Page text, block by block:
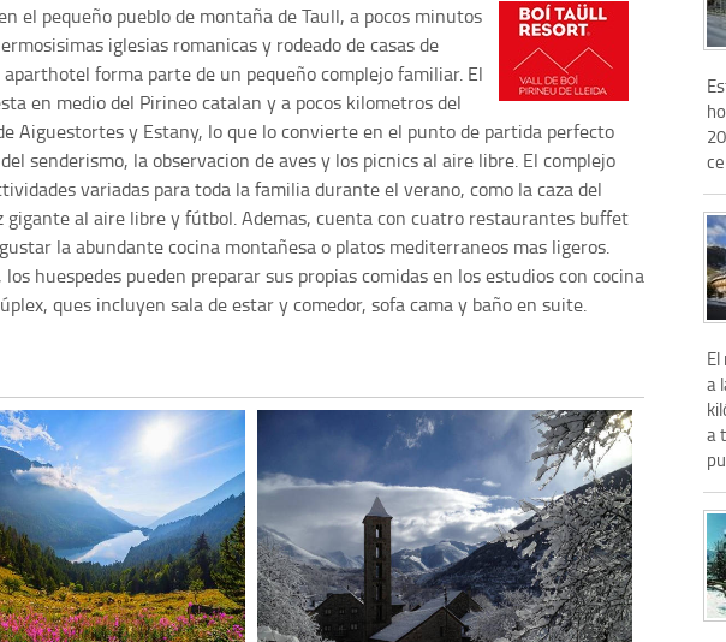
el pequeño pueblo de montaña de Taull, a pocos minutos
iglesias romanicas y rodeado de casas de
forma parte de un pequeño complejo familiar. El
en medio del Pirineo catalan y a pocos kilometros del
Aiguestortes y Estany, lo que lo convierte en el punto de partida perfecto
senderismo, la observacion de aves y los picnics al aire libre. El complejo
variadas para toda la familia durante el verano, como la caza del
gigante al aire libre y fútbol. Ademas, cuenta con cuatro restaurantes buffet
la abundante cocina montañesa o platos mediterraneos mas ligeros.
huespedes pueden preparar sus propias comidas en los estudios con cocina
ques incluyen sala de estar y comedor, sofa cama y baño en suite.
a
a